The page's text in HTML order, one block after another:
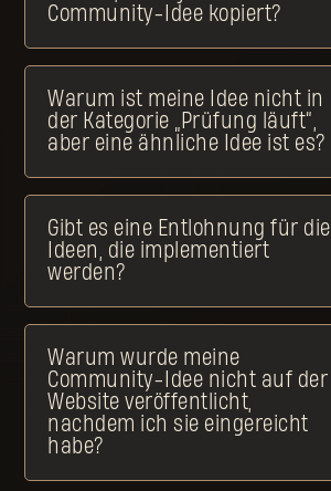
Community-Idee kopiert?
Warum ist meine Idee nicht in
der Kategorie „Prüfung läuft“,
aber eine ähnliche Idee ist es?
Gibt es eine Entlohnung für die
Ideen, die implementiert
werden?
Warum wurde meine
Community-Idee nicht auf der
Website veröffentlicht,
nachdem ich sie eingereicht
habe?